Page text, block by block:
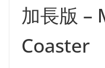
加長版 –
Coaster